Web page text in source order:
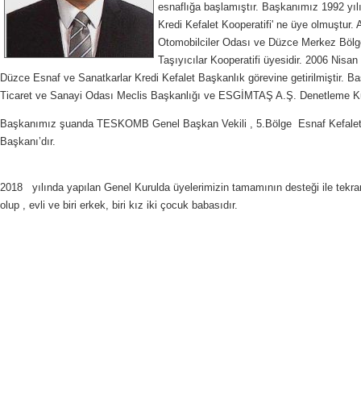
esnaflığa başlamıştır. Başkanımız 1992
Kredi Kefalet Kooperatifi' ne üye olmuştur.
Otomobilciler Odası ve Düzce Merkez
Taşıyıcılar Kooperatifi üyesidir. 2006
Düzce Esnaf ve Sanatkarlar Kredi Kefalet Başkanlık görevine getirilmiştir.
Ticaret ve Sanayi Odası Meclis Başkanlığı ve ESGİMTAŞ A.Ş. Denetleme
Başkanımız şuanda TESKOMB Genel Başkan Vekili , 5.Bölge Esnaf
Başkanı’dır.
2018 yılında yapılan Genel Kurulda üyelerimizin tamamının desteği ile
olup , evli ve biri erkek, biri kız iki çocuk babasıdır.